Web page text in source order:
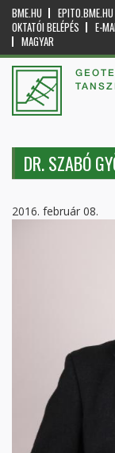
BME.HU EPITO.BME.HU
OKTATÓI BELÉPÉS
E-
MAGYAR
DR. SZABÓ
2016. február 08.